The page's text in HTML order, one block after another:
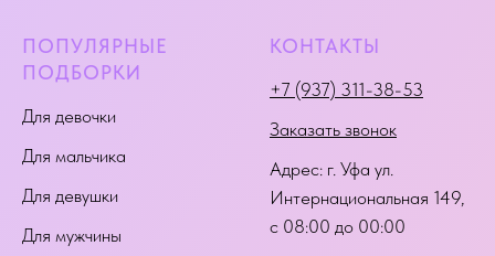
ПОПУЛЯРНЫЕ
ПОДБОРКИ
Для девочки
Для мальчика
Для девушки
Для мужчины
КОНТАКТЫ
+7 (937) 311-38-53
Заказать звонок
Адрес: г. Уфа ул.
Интернациональная 149,
с 08:00 до 00:00